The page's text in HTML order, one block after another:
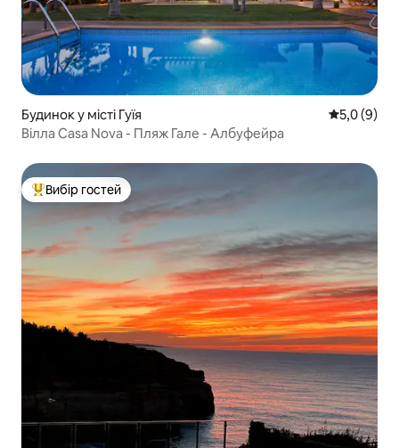
Будинок у місті Гуїя Середня
5,0 (9)
Вілла Casa Nova - Пляж Гале - Албуфейра
Топ вибір гостей
Вибір гостей